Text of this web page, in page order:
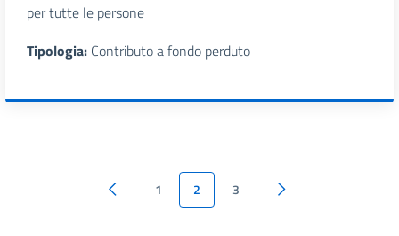
per tutte le persone
Tipologia: Contributo a fondo perduto
1 2 3